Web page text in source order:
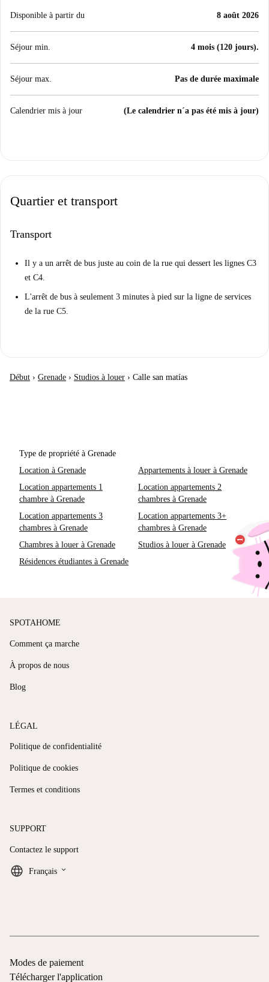
Disponible à partir du 8 août 2026
Séjour min. 4 mois (120 jours).
Séjour max. Pas de durée maximale
Calendrier mis à jour (Le calendrier n´a pas été mis à jour)
Quartier et transport
Transport
Il y a un arrêt de bus juste au coin de la rue qui dessert les lignes C3
et C4.
L'arrêt de bus à seulement 3 minutes à pied sur la ligne de services
de la rue C5.
Début › Grenade › Studios à louer › Calle san matías
Type de propriété à Grenade
Location à Grenade
Appartements à louer à Grenade
Location appartements 1
chambre à Grenade
Location appartements 2
chambres à Grenade
Location appartements 3
chambres à Grenade
Location appartements 3+
chambres à Grenade
Chambres à louer à Grenade
Studios à louer à Grenade
Résidences étudiantes à Grenade
SPOTAHOME
Comment ça marche
À propos de nous
Blog
LÉGAL
Politique de confidentialité
Politique de cookies
Termes et conditions
SUPPORT
Contactez le support
Français keyboard_arrow_down
Modes de paiement
Télécharger l'application